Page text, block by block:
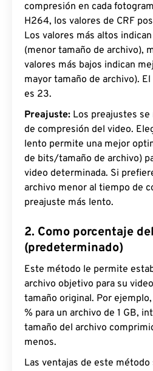
compresión en cada
H264, los valores de CRF
Los valores más altos
(menor tamaño de archivo),
valores más bajos indican
mayor tamaño de archivo).
es 23.
Preajuste: Los preajustes
de compresión del video.
lento permite una mejor
de bits/tamaño de archivo)
video determinada. Si
archivo menor al tiempo de
preajuste más lento.
2. Como porcentaje
(predeterminado)
Este método le permite
archivo objetivo para su
tamaño original. Por
% para un archivo de 1 GB,
tamaño del archivo
menos.
Las ventajas de este